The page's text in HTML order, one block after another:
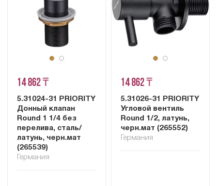
14 862 ₸
5.31024-31 PRIORITY
Донный клапан
Round 1 1/4 без
перелива, сталь/
латунь, черн.мат
(265539)
Германия
14 862 ₸
5.31026-31 PRIORITY
Угловой вентиль
Round 1/2, латунь,
черн.мат (265552)
Германия